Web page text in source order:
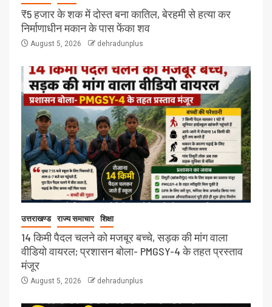
₹5 हजार के शक में दोस्त बना कातिल, बेरहमी से हत्या कर
निर्माणाधीन मकान के पास फेंका शव
August 5, 2026 dehradunplus
उत्तराखण्ड राज्य समाचार शिक्षा
14 किमी पैदल चलने को मजबूर बच्चे, सड़क की मांग वाला
वीडियो वायरल; प्रशासन बोला- PMGSY-4 के तहत प्रस्ताव
मंजूर
August 5, 2026 dehradunplus